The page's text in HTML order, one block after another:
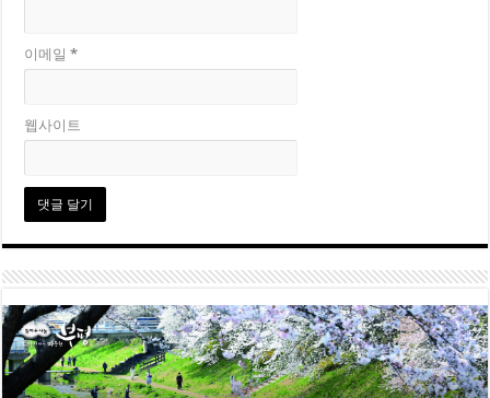
이메일*
웹사이트